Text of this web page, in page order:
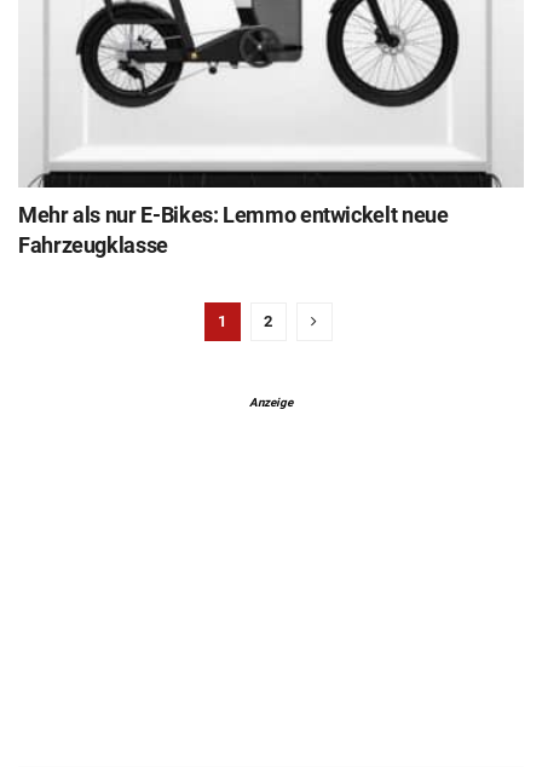
Mehr als nur E-Bikes: Lemmo entwickelt neue
Fahrzeugklasse
1 2
Anzeige